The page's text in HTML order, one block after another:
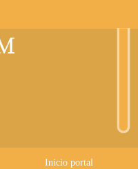
Inicio portal